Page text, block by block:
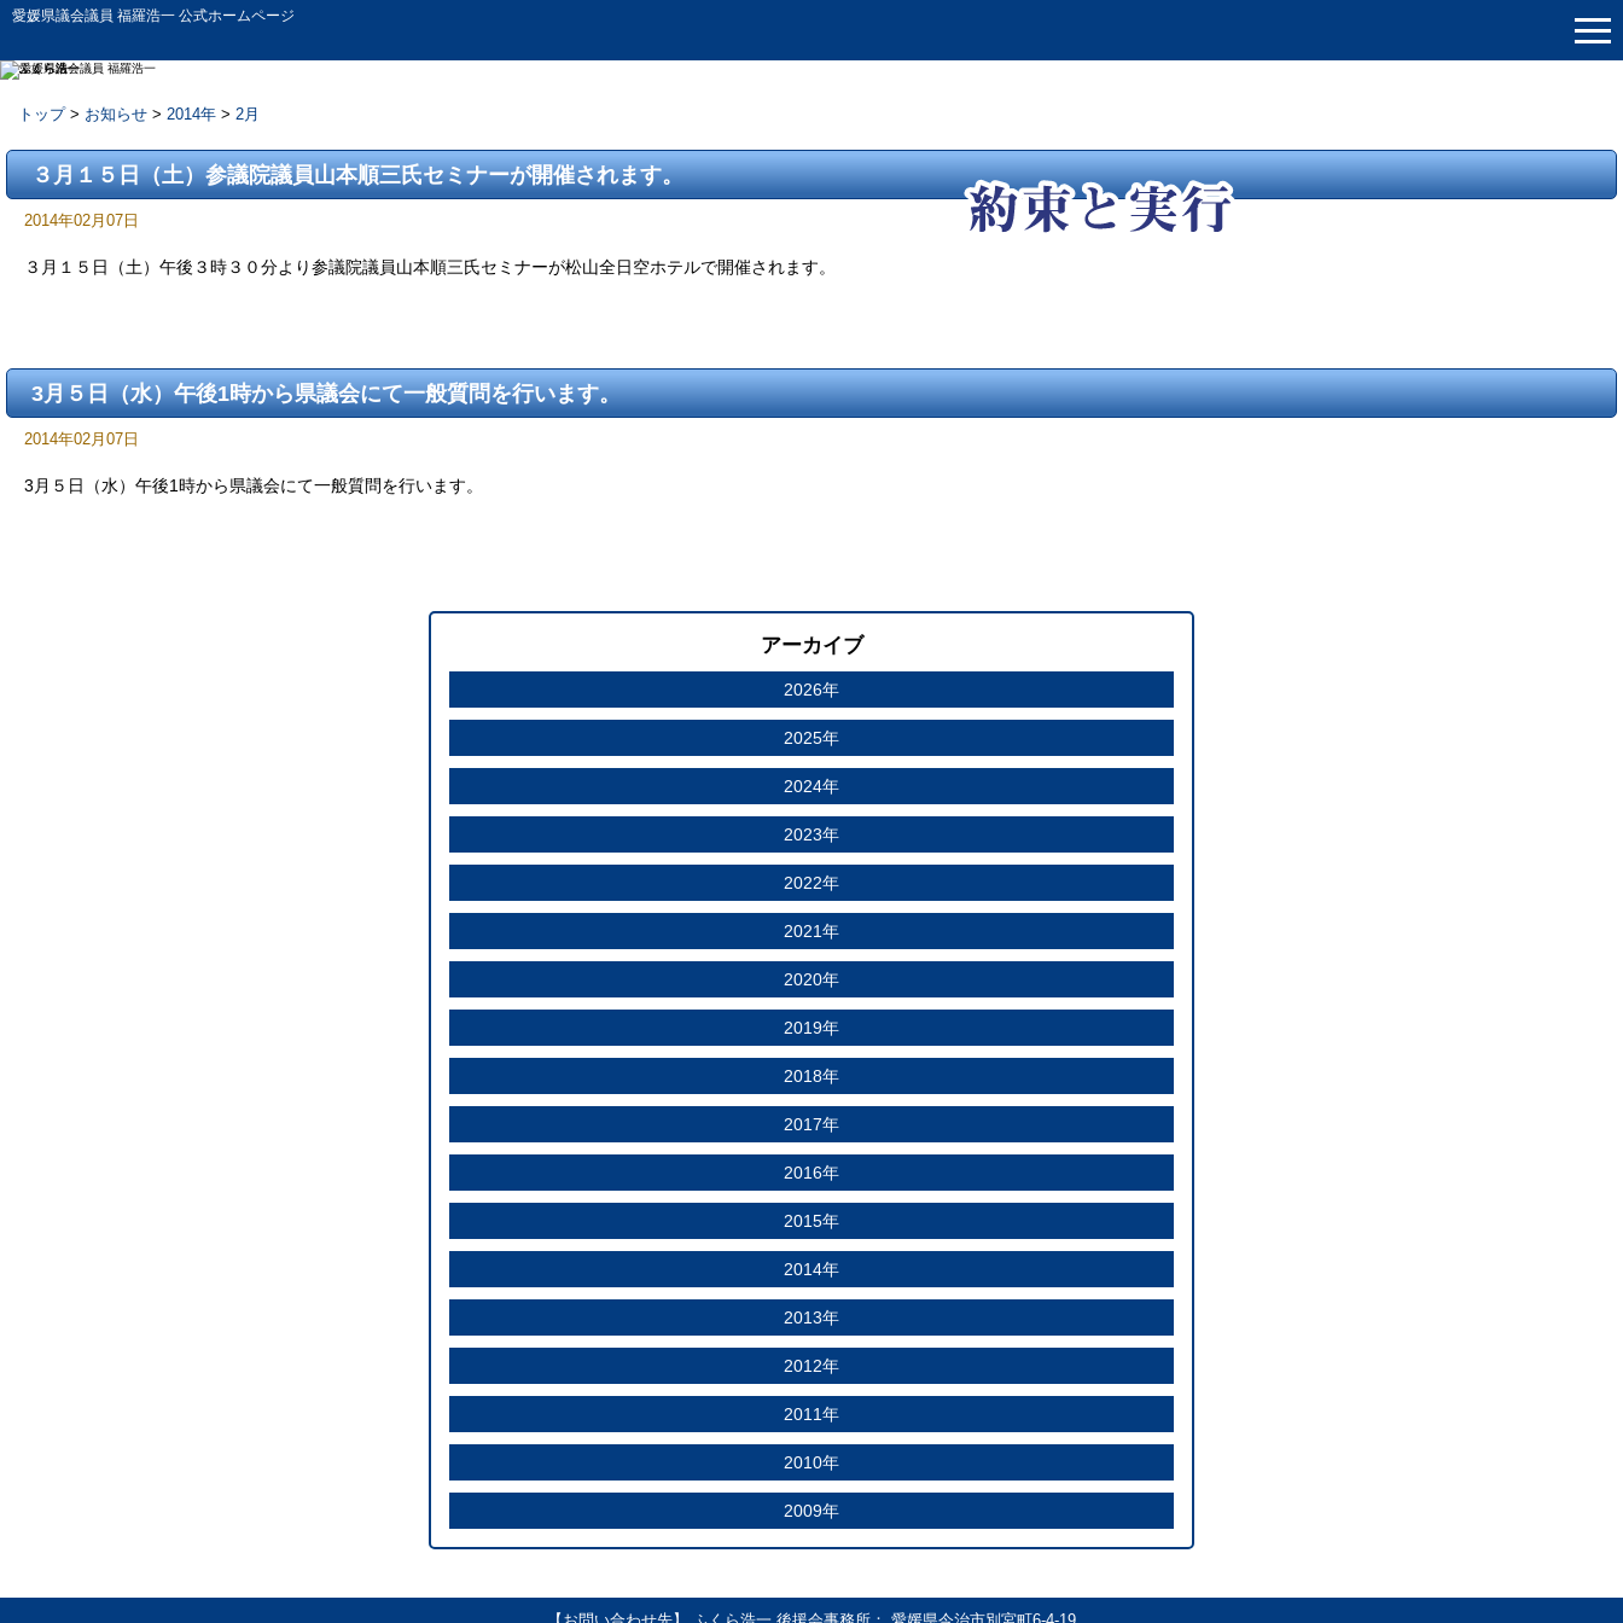
愛媛県議会議員 福羅浩一 公式ホームページ
トップ> お知らせ > 2014年 > 2月
３月１５日（土）参議院議員山本順三氏セミナーが開催されます。
2014年02月07日
３月１５日（土）午後３時３０分より参議院議員山本順三氏セミナーが松山全日空ホテルで開催されます。
3月５日（水）午後1時から県議会にて一般質問を行います。
2014年02月07日
3月５日（水）午後1時から県議会にて一般質問を行います。
アーカイブ
2026年
2025年
2024年
2023年
2022年
2021年
2020年
2019年
2018年
2017年
2016年
2015年
2014年
2013年
2012年
2011年
2010年
2009年